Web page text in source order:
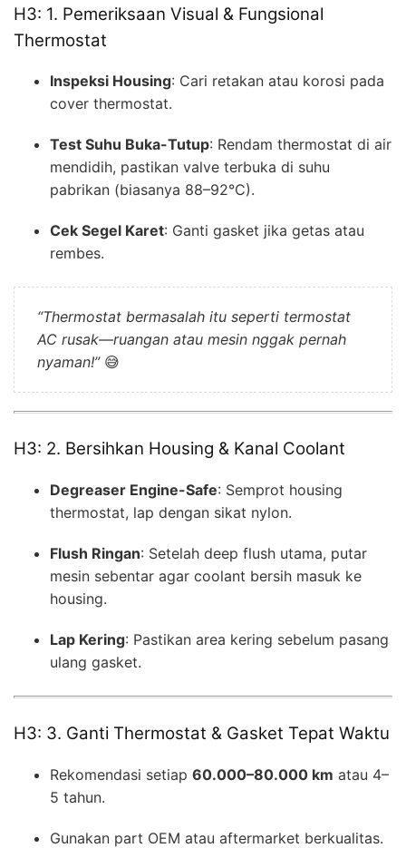
H3: 1. Pemeriksaan Visual & Fungsional
Thermostat
Inspeksi Housing: Cari retakan atau korosi pada
cover thermostat.
Test Suhu Buka-Tutup: Rendam thermostat di air
mendidih, pastikan valve terbuka di suhu
pabrikan (biasanya 88–92°C).
Cek Segel Karet: Ganti gasket jika getas atau
rembes.
“Thermostat bermasalah itu seperti termostat
AC rusak—ruangan atau mesin nggak pernah
nyaman!”😅
H3: 2. Bersihkan Housing & Kanal Coolant
Degreaser Engine-Safe: Semprot housing
thermostat, lap dengan sikat nylon.
Flush Ringan: Setelah deep flush utama, putar
mesin sebentar agar coolant bersih masuk ke
housing.
Lap Kering: Pastikan area kering sebelum pasang
ulang gasket.
H3: 3. Ganti Thermostat & Gasket Tepat Waktu
Rekomendasi setiap 60.000–80.000 km atau 4–
5 tahun.
Gunakan part OEM atau aftermarket berkualitas.